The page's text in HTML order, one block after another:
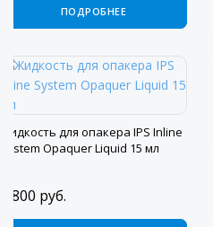
ПОДРОБНЕЕ
Жидкость для опакера IPS Inline
System Opaquer Liquid 15 мл
2 800 руб.